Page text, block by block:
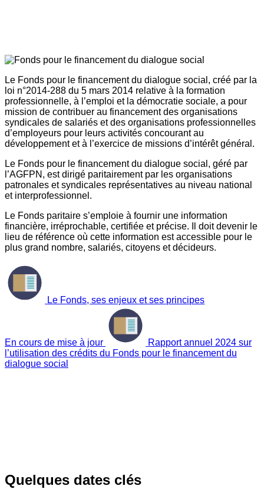
Le Fonds pour le financement du dialogue social, créé par la
loi n°2014-288 du 5 mars 2014 relative à la formation
professionnelle, à l’emploi et la démocratie sociale, a pour
mission de contribuer au financement des organisations
syndicales de salariés et des organisations professionnelles
d’employeurs pour leurs activités concourant au
développement et à l’exercice de missions d’intérêt général.
Le Fonds pour le financement du dialogue social, géré par
l’AGFPN, est dirigé paritairement par les organisations
patronales et syndicales représentatives au niveau national
et interprofessionnel.
Le Fonds paritaire s’emploie à fournir une information
financière, irréprochable, certifiée et précise. Il doit devenir le
lieu de référence où cette information est accessible pour le
plus grand nombre, salariés, citoyens et décideurs.
Le Fonds, ses enjeux et ses principes
En cours de mise à jour
Rapport annuel 2024 sur
l’utilisation des crédits du Fonds pour le financement du
dialogue social
Quelques dates clés